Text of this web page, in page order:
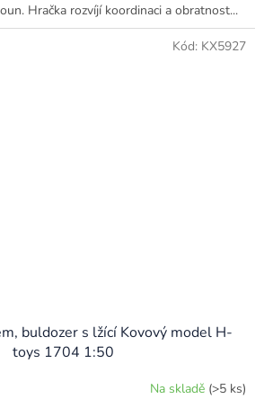
Hračka rozvíjí koordinaci a obratnost...
buldozer s lžící Kovový model H-
toys 1704 1:50
Na skladě (>5 ks)
Kód: KX5927